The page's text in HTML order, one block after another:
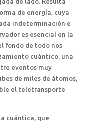
de lado. Resulta
de energía, cuya
indeterminación e
es esencial en la
fondo de todo nos
cuántico, una
eventos muy
de miles de átomos,
el teletransporte
cuántica, que